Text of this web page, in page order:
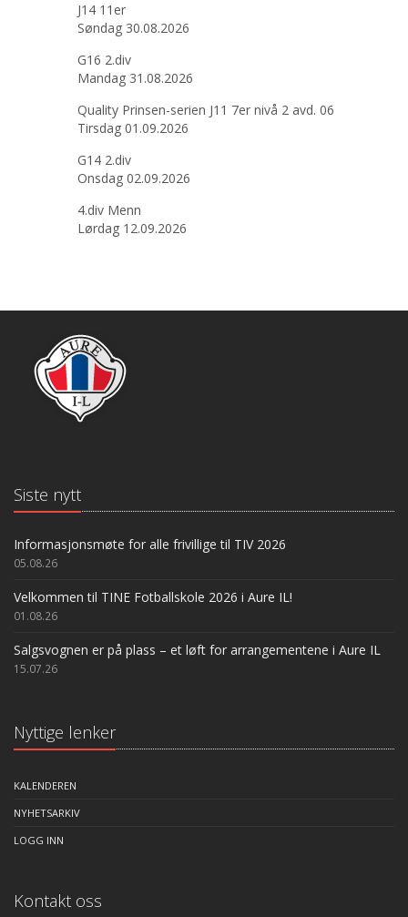
J14 11er
Søndag 30.08.2026
G16 2.div
Mandag 31.08.2026
Quality Prinsen-serien J11 7er nivå 2 avd. 06
Tirsdag 01.09.2026
G14 2.div
Onsdag 02.09.2026
4.div Menn
Lørdag 12.09.2026
Siste nytt
Informasjonsmøte for alle frivillige til TIV 2026
05.08.26
Velkommen til TINE Fotballskole 2026 i Aure IL!
01.08.26
Salgsvognen er på plass – et løft for arrangementene i Aure IL
15.07.26
Nyttige lenker
KALENDEREN
NYHETSARKIV
LOGG INN
Kontakt oss